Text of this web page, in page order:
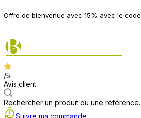
Offre de bienvenue avec 15% avec le code
/5
Avis client
Rechercher un produit ou une
Suivre ma commande